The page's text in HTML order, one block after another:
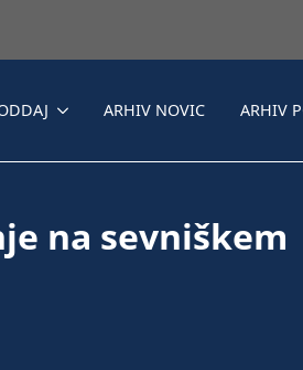
ARHIV NOVIC ARHIV
na sevniškem